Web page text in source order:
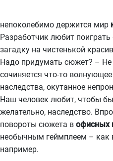
непоколебимо держится мир
Разработчик любит поиграть
загадку на чистенькой
Надо придумать сюжет? – Не
сочиняется что-то
наследства, окутанное
Наш человек любит, чтобы
желательно, наследство.
повороты сюжета в офисных
необычным геймплеем – как
например.